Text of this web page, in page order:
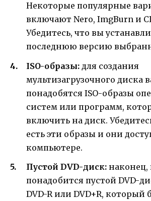
Некоторые популярные
включают Nero, ImgBurn и
Убедитесь, что вы
последнюю версию
ISO-образы: для создания
мультизагрузочного диска
понадобятся ISO-образы
систем или программ,
включить на диск.
есть эти образы и они
компьютере.
Пустой DVD-диск: наконец,
понадобится пустой DVD-
DVD-R или DVD+R, который